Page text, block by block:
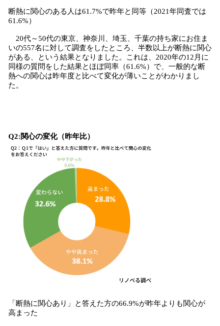
断熱に関心のある人は61.7%で昨年と同等（2021年同査では
61.6%）
20代～50代の東京、神奈川、埼玉、千葉の持ち家にお住ま
いの557名に対して調査をしたところ、半数以上が断熱に関心
がある、という結果となりました。これは、2020年の12月に
同様の質問をした結果とほぼ同率（61.6%）で、一般的な断
熱への関心は昨年度と比べて変化が薄いことがわかりまし
た。
Q2:関心の変化（昨年比）
「断熱に関心あり」と答えた方の66.9%が昨年よりも関心が
高まった